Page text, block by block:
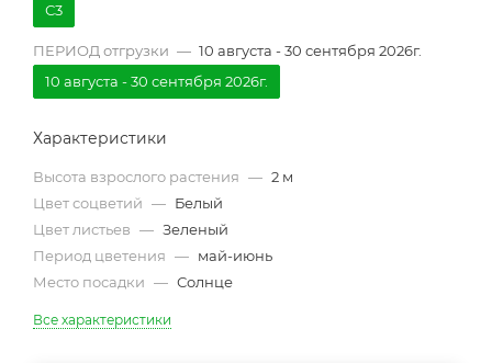
С3
ПЕРИОД отгрузки — 10 августа - 30 сентября 2026г.
10 августа - 30 сентября 2026г.
Характеристики
Высота взрослого растения — 2 м
Цвет соцветий — Белый
Цвет листьев — Зеленый
Период цветения — май-июнь
Место посадки — Солнце
Все характеристики